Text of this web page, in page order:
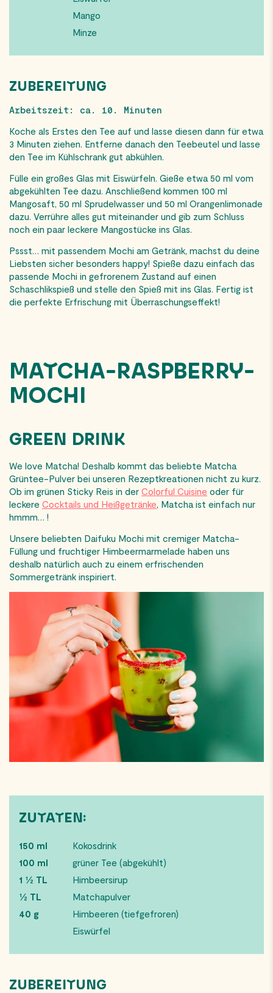
Mango
Minze
ZUBEREITUNG
Arbeitszeit: ca. 10. Minuten
Koche als Erstes den Tee auf und lasse diesen dann für etwa
3 Minuten ziehen. Entferne danach den Teebeutel und lasse
den Tee im Kühlschrank gut abkühlen.
Fülle ein großes Glas mit Eiswürfeln. Gieße etwa 50 ml vom
abgekühlten Tee dazu. Anschließend kommen 100 ml
Mangosaft, 50 ml Sprudelwasser und 50 ml Orangenlimonade
dazu. Verrühre alles gut miteinander und gib zum Schluss
noch ein paar leckere Mangostücke ins Glas.
Pssst… mit passendem Mochi am Getränk, machst du deine
Liebsten sicher besonders happy! Spieße dazu einfach das
passende Mochi in gefrorenem Zustand auf einen
Schaschlikspieß und stelle den Spieß mit ins Glas. Fertig ist
die perfekte Erfrischung mit Überraschungseffekt!
MATCHA-RASPBERRY-
MOCHI
GREEN DRINK
We love Matcha! Deshalb kommt das beliebte Matcha
Grüntee-Pulver bei unseren Rezeptkreationen nicht zu kurz.
Ob im grünen Sticky Reis in der Colorful Cuisine oder für
leckere Cocktails und Heißgetränke, Matcha ist einfach nur
hmmm… !
Unsere beliebten Daifuku Mochi mit cremiger Matcha-
Füllung und fruchtiger Himbeermarmelade haben uns
deshalb natürlich auch zu einem erfrischenden
Sommergetränk inspiriert.
ZUTATEN:
150 ml
Kokosdrink
100 ml
grüner Tee (abgekühlt)
1 ½ TL
Himbeersirup
½ TL
Matchapulver
40 g
Himbeeren (tiefgefroren)
Eiswürfel
ZUBEREITUNG